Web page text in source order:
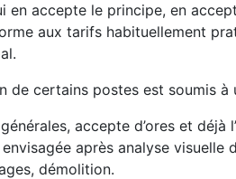
en accepte le principe, en
aux tarifs habituellement
de certains postes est soumis à
accepte d’ores et
après analyse
démolition.